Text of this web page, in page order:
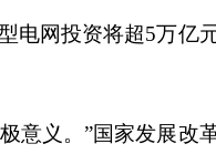
电网投资将超5万亿
意义。”国家发展改